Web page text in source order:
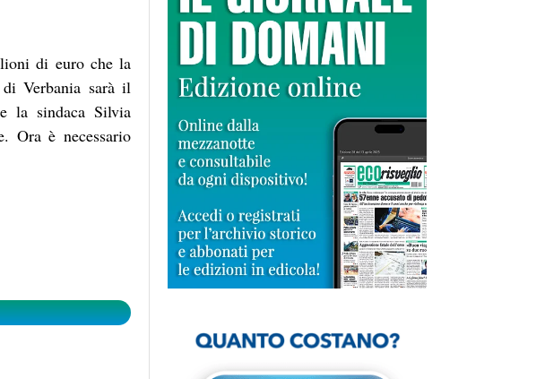
di euro che la
Verbania sarà il
la sindaca Silvia
Ora è necessario